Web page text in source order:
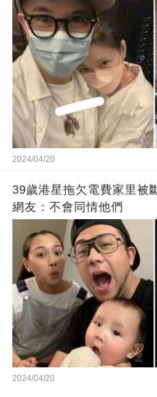
2024/04/20
39歲港星拖欠電費家里被
網友：不會同情他們
2024/04/20